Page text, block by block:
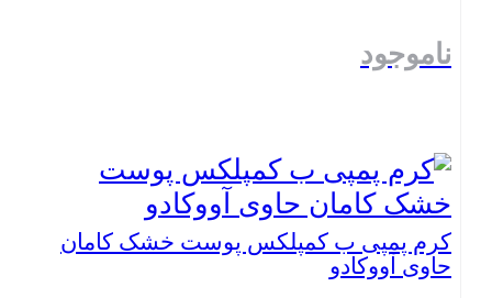
ناموجود
بستن
کرم پمپی ب کمپلکس پوست خشک کامان
حاوی آووکادو